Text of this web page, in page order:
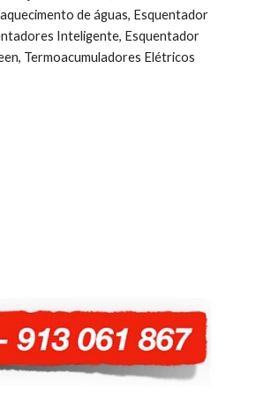
de águas, Esquentador
Inteligente, Esquentador
Termoacumuladores Elétricos